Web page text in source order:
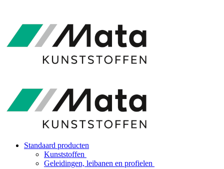
Standaard producten
Kunststoffen
Geleidingen, leibanen en profielen